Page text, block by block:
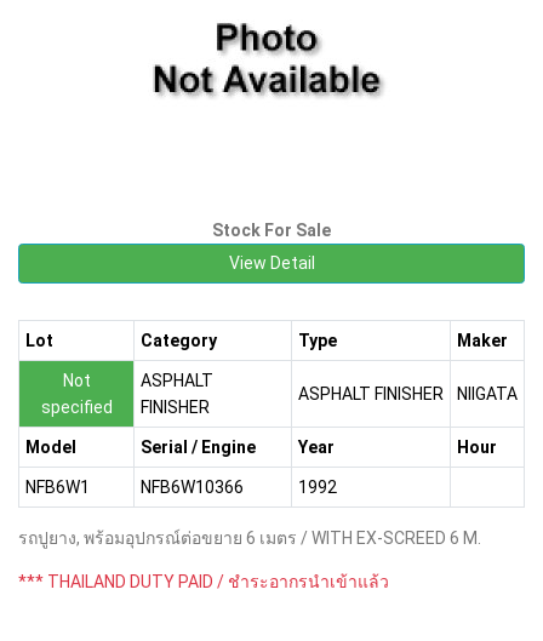
Stock For Sale
View Detail
Lot Category Type Maker
Not
specified
ASPHALT
FINISHER
ASPHALT FINISHER NIIGATA
Model Serial / Engine Year Hour
NFB6W1 NFB6W10366 1992
รถปูยาง, พร้อมอุปกรณ์ต่อขยาย 6 เมตร / WITH EX-SCREED 6 M.
*** THAILAND DUTY PAID / ชำระอากรนำเข้าแล้ว